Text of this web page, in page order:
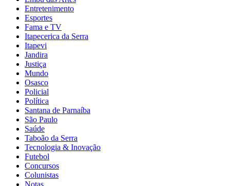
Entretenimento
Esportes
Fama e TV
Itapecerica da Serra
Itapevi
Jandira
Justiça
Mundo
Osasco
Policial
Política
Santana de Parnaíba
São Paulo
Saúde
Taboão da Serra
Tecnologia & Inovação
Futebol
Concursos
Colunistas